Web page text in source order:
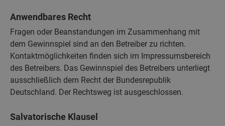
Anwendbares Recht
Fragen oder Beanstandungen im Zusammenhang mit
dem Gewinnspiel sind an den Betreiber zu richten.
Kontaktmöglichkeiten finden sich im Impressumsbereich
des Betreibers. Das Gewinnspiel des Betreibers unterliegt
ausschließlich dem Recht der Bundesrepublik
Deutschland. Der Rechtsweg ist ausgeschlossen.
Salvatorische Klausel